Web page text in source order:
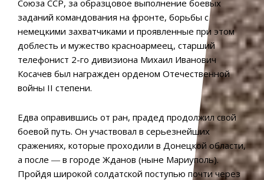
Союза ССР, за образцовое выполнение боевых
заданий командования на фронте, борьбы с
немецкими захватчиками и проявленные при этом
доблесть и мужество красноармеец, старший
телефонист 2-го дивизиона Михаил Иванович
Косачев был награжден орденом Отечественной
войны II степени.
Едва оправившись от ран, прадед продолжил свой
боевой путь. Он участвовал в серьезнейших
сражениях, которые проходили в Донецкой области,
а после ― в городе Жданов (ныне Мариуполь).
Пройдя широкой солдатской поступью почти через